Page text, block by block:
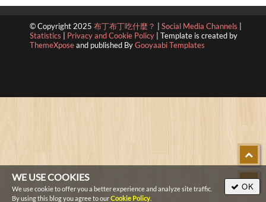
© Copyright 2025 布丁布丁吃什麼？ Social Media Channels
Statistics
Privacy and Cookie Policy
Template is created by
ThemeXposeand published ByGooyaabi Templates
OK
WE USE COOKIES
We use cookie to offer you a better experience and analyze site traffic.
By using this blog you agree to ourCookie Policy